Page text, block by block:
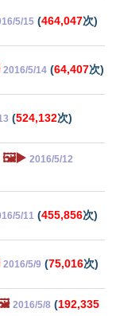
5/15 (464,047次)
2016/5/14 (64,407次)
(524,132次)
🖼️▶️ 2016/5/12
5/11 (455,856次)
2016/5/9 (75,016次)
2016/5/8 (192,335